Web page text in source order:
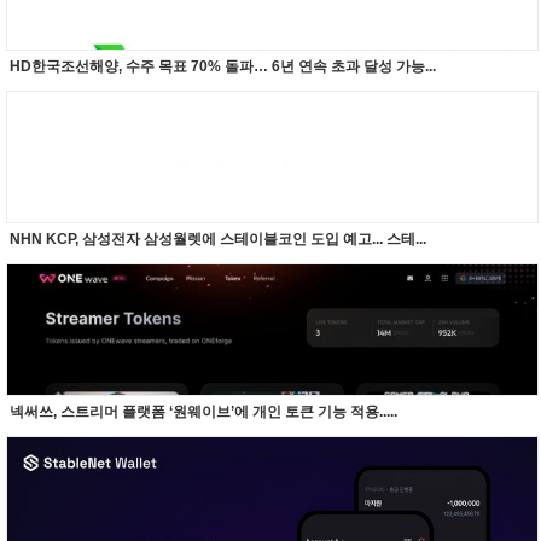
HD한국조선해양, 수주 목표 70% 돌파… 6년 연속 초과 달성 가능...
NHN KCP, 삼성전자 삼성월렛에 스테이블코인 도입 예고... 스테...
넥써쓰, 스트리머 플랫폼 ‘원웨이브’에 개인 토큰 기능 적용.....